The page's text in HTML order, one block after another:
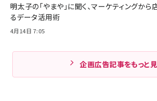
明太子の「やまや」に聞く、マーケティングか
るデータ活用術
4月14日 7:05
企画広告記事をもっと